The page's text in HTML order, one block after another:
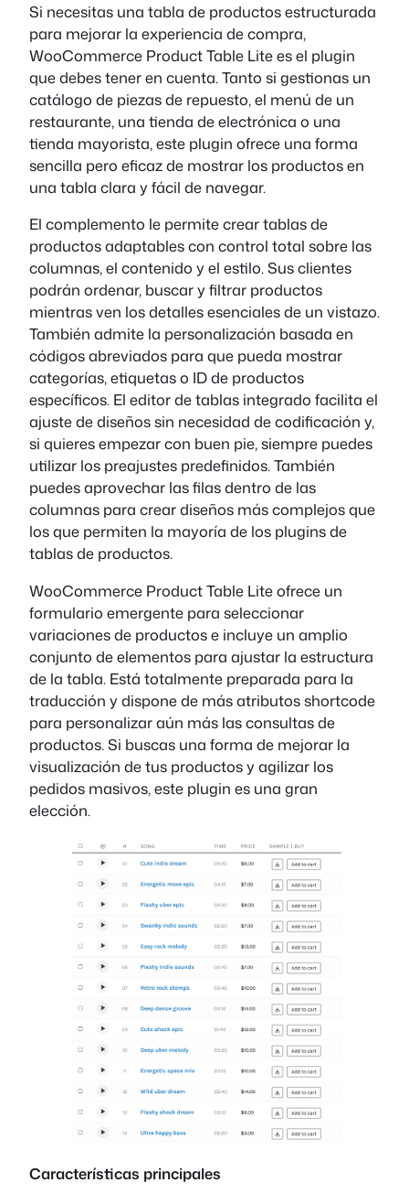
Si necesitas una tabla de productos estructurada
para mejorar la experiencia de compra,
WooCommerce Product Table Lite es el plugin
que debes tener en cuenta. Tanto si gestionas un
catálogo de piezas de repuesto, el menú de un
restaurante, una tienda de electrónica o una
tienda mayorista, este plugin ofrece una forma
sencilla pero eficaz de mostrar los productos en
una tabla clara y fácil de navegar.
El complemento le permite crear tablas de
productos adaptables con control total sobre las
columnas, el contenido y el estilo. Sus clientes
podrán ordenar, buscar y filtrar productos
mientras ven los detalles esenciales de un vistazo.
También admite la personalización basada en
códigos abreviados para que pueda mostrar
categorías, etiquetas o ID de productos
específicos. El editor de tablas integrado facilita el
ajuste de diseños sin necesidad de codificación y,
si quieres empezar con buen pie, siempre puedes
utilizar los preajustes predefinidos. También
puedes aprovechar las filas dentro de las
columnas para crear diseños más complejos que
los que permiten la mayoría de los plugins de
tablas de productos.
WooCommerce Product Table Lite ofrece un
formulario emergente para seleccionar
variaciones de productos e incluye un amplio
conjunto de elementos para ajustar la estructura
de la tabla. Está totalmente preparada para la
traducción y dispone de más atributos shortcode
para personalizar aún más las consultas de
productos. Si buscas una forma de mejorar la
visualización de tus productos y agilizar los
pedidos masivos, este plugin es una gran
elección.
Características principales